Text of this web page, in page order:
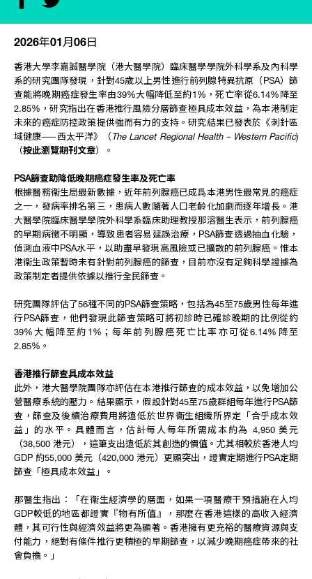
2026年01月06日
香港大學李嘉誠醫學院（港大醫學院）臨床醫學學院外科學系及內科學
系的研究團隊發現，針對45歲以上男性進行前列腺特異抗原（PSA）篩
查能將晚期癌症發生率由39%大幅降低至約1%，死亡率從6.14%降至
2.85%，研究指出在香港推行風險分層篩查極具成本效益，為本港制定
未來的癌症防控政策提供強而有力的支持。研究結果已發表於《刺針區
域健康——西太平洋》（ The Lancet Regional Health – Western Pacific)
（按此瀏覽期刊文章）。
PSA篩查助降低晚期癌症發生率及死亡率
根據醫務衞生局最新數據，近年前列腺癌已成爲本港男性最常見的癌症
之一，發病率排名第三，患病人數隨著人口老齡化加劇而逐年增長。港
大醫學院臨床醫學學院外科學系臨床助理教授那溶醫生表示，前列腺癌
的早期病徵不明顯，導致患者容易延誤治療，PSA篩查透過抽血化驗，
偵測血液中PSA水平，以助盡早發現高風險或已擴散的前列腺癌。惟本
港衞生政策暫時未有針對前列腺癌的篩查，目前亦沒有足夠科學證據為
政策制定者提供依據以推行全民篩查。
研究團隊評估了56種不同的PSA篩查策略，包括為45至75歲男性每年進
行PSA篩查，他們發現此篩查策略可將初診時已確診晚期的比例從約
39%大幅降至約1%；每年前列腺癌死亡比率亦可從6.14%降至
2.85%。
香港推行篩查具成本效益
此外，港大醫學院團隊亦評估在本港推行篩查的成本效益，以免增加公
營醫療系統的壓力。結果顯示，假設針對45至75歲群組每年進行PSA篩
查，篩查及後續治療費用將遠低於世界衞生組織所界定「合乎成本效
益」的水平。具體而言，估計每人每年所需成本約為 4,950 美元
（38,500 港元），這筆支出遠低於其創造的價值。尤其相較於香港人均
GDP 約55,000 美元（420,000 港元）更顯突出，證實定期進行PSA定期
篩查「極具成本效益」。
那醫生指出：「在衞生經濟學的層面，如果一項醫療干預措施在人均
GDP較低的地區都證實『物有所值』，那麼在香港這樣的高收入經濟
體，其可行性與經濟效益將更為顯著。香港擁有更充裕的醫療資源與支
付能力，絕對有條件推行更積極的早期篩查，以減少晚期癌症帶來的社
會負擔。」